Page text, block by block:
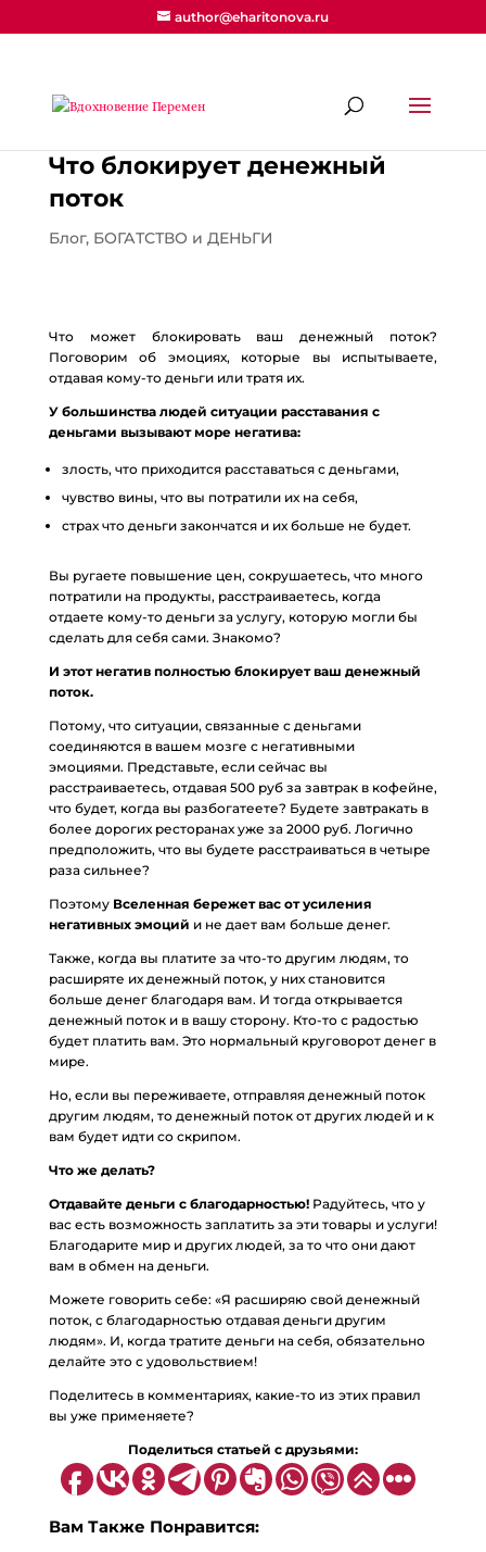
author@eharitonova.ru
Что блокирует денежный
поток
Блог, БОГАТСТВО и ДЕНЬГИ
Что может блокировать ваш денежный поток?
Поговорим об эмоциях, которые вы испытываете,
отдавая кому-то деньги или тратя их.
У большинства людей ситуации расставания с
деньгами вызывают море негатива:
злость, что приходится расставаться с деньгами,
чувство вины, что вы потратили их на себя,
страх что деньги закончатся и их больше не будет.
Вы ругаете повышение цен, сокрушаетесь, что много
потратили на продукты, расстраиваетесь, когда
отдаете кому-то деньги за услугу, которую могли бы
сделать для себя сами. Знакомо?
И этот негатив полностью блокирует ваш денежный
поток.
Потому, что ситуации, связанные с деньгами
соединяются в вашем мозге с негативными
эмоциями. Представьте, если сейчас вы
расстраиваетесь, отдавая 500 руб за завтрак в кофейне,
что будет, когда вы разбогатеете? Будете завтракать в
более дорогих ресторанах уже за 2000 руб. Логично
предположить, что вы будете расстраиваться в четыре
раза сильнее?
Поэтому Вселенная бережет вас от усиления
негативных эмоций и не дает вам больше денег.
Также, когда вы платите за что-то другим людям, то
расширяте их денежный поток, у них становится
больше денег благодаря вам. И тогда открывается
денежный поток и в вашу сторону. Кто-то с радостью
будет платить вам. Это нормальный круговорот денег в
мире.
Но, если вы переживаете, отправляя денежный поток
другим людям, то денежный поток от других людей и к
вам будет идти со скрипом.
Что же делать?
Отдавайте деньги с благодарностью!Радуйтесь, что у
вас есть возможность заплатить за эти товары и услуги!
Благодарите мир и других людей, за то что они дают
вам в обмен на деньги.
Можете говорить себе: «Я расширяю свой денежный
поток, с благодарностью отдавая деньги другим
людям». И, когда тратите деньги на себя, обязательно
делайте это с удовольствием!
Поделитесь в комментариях, какие-то из этих правил
вы уже применяете?
Поделиться статьей с друзьями:
Вам Также Понравится: